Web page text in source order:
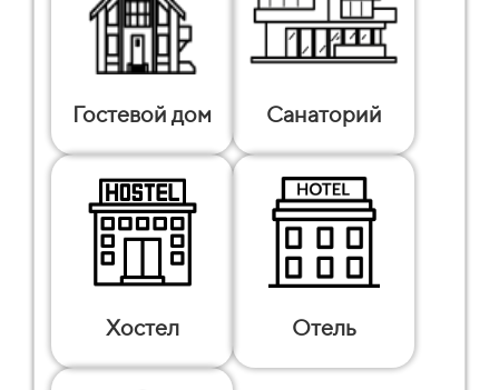
Гостевой дом Санаторий
Хостел Отель